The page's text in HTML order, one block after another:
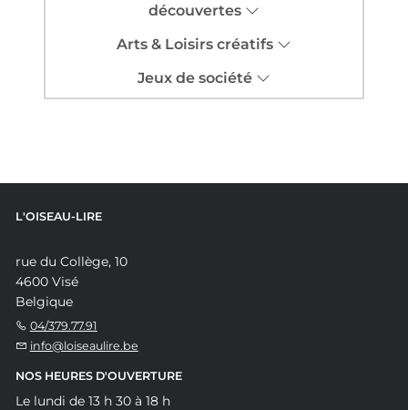
découvertes
Arts & Loisirs créatifs
Jeux de société
L'OISEAU-LIRE
rue du Collège, 10
4600 Visé
Belgique
04/379.77.91
info@loiseaulire.be
NOS HEURES D'OUVERTURE
Le lundi de 13 h 30 à 18 h